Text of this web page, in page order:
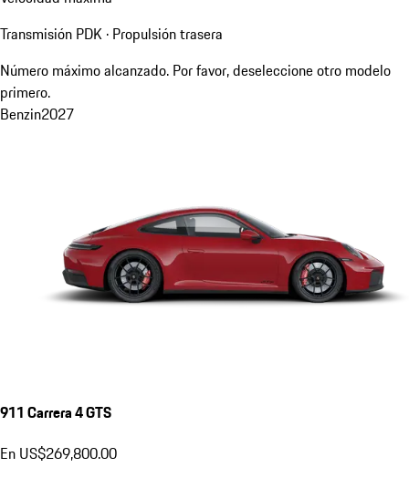
Transmisión PDK · Propulsión trasera
Número máximo alcanzado. Por favor, deseleccione otro modelo
primero.
Benzin2027
911 Carrera 4 GTS
En US$269,800.00